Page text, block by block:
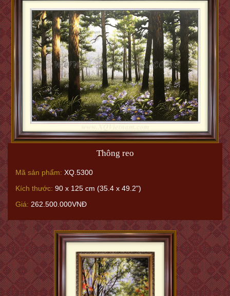
Thông reo
Mã sản phẩm: XQ.5300
Kích thước: 90 x 125 cm (35.4 x 49.2")
Giá: 262.500.000VNĐ